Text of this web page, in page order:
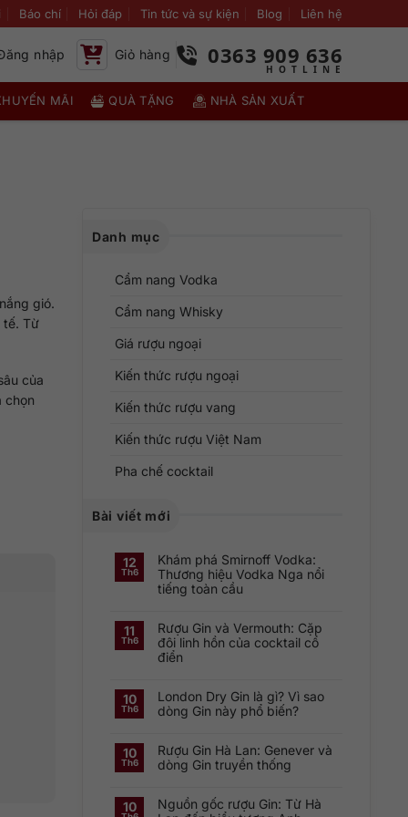
Báo chí Hỏi đáp Tin tức và sự kiện Blog Liên hệ
nhập Giỏ hàng 0363 909 636
MÃI QUÀ TẶNG NHÀ SẢN XUẤT
gió.
tế. Từ
của
chọn
Danh mục
Cẩm nang Vodka
Cẩm nang Whisky
Giá rượu ngoại
Kiến thức rượu ngoại
Kiến thức rượu vang
Kiến thức rượu Việt Nam
Pha chế cocktail
Bài viết mới
12
Th6
Khám phá Smirnoff Vodka:
Thương hiệu Vodka Nga nổi
tiếng toàn cầu
bình
luận
ở
Khám
phá
Thương
hiệu
Vodka
tiếng
toàn
cầu
11
Th6
Rượu Gin và Vermouth: Cặp
đôi linh hồn của cocktail cổ
điển
bình
luận
ở
Vermouth:
Cặp
của
cocktail
10
Th6
London Dry Gin là gì? Vì sao
dòng Gin này phổ biến?
bình
luận
ở
là
10
Th6
Rượu Gin Hà Lan: Genever và
dòng Gin truyền thống
bình
luận
10
Nguồn gốc rượu Gin: Từ Hà